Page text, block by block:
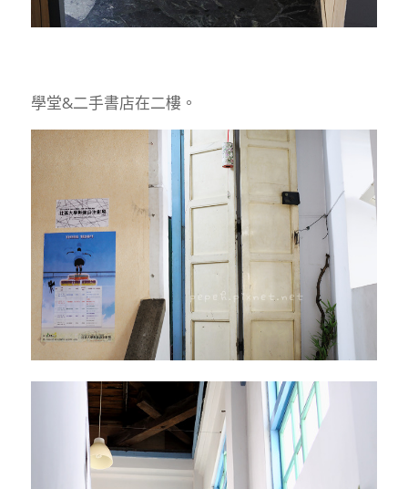
學堂&二手書店在二樓。